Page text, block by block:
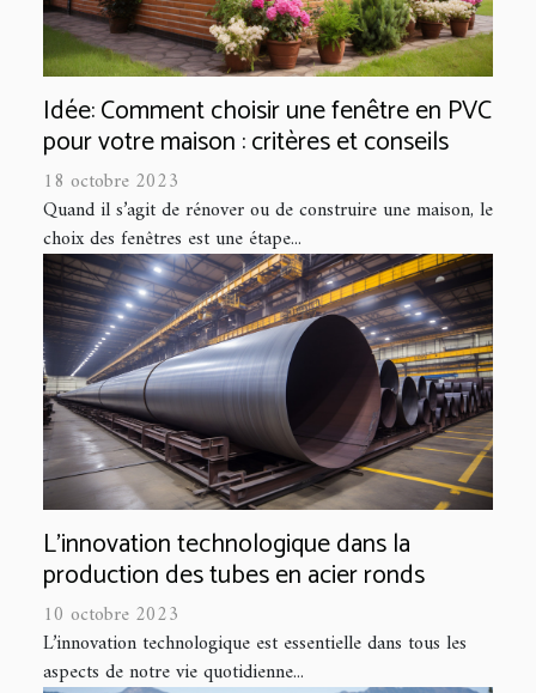
Idée: Comment choisir une fenêtre en PVC
pour votre maison : critères et conseils
18 octobre 2023
Quand il s’agit de rénover ou de construire une maison, le
choix des fenêtres est une étape...
L'innovation technologique dans la
production des tubes en acier ronds
10 octobre 2023
L’innovation technologique est essentielle dans tous les
aspects de notre vie quotidienne...